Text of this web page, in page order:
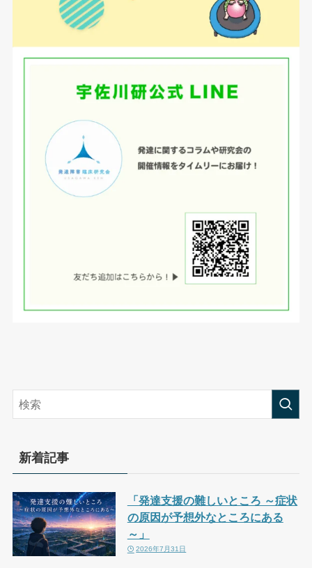
新着記事
「発達支援の難しいところ ～症状
の原因が予想外なところにある
～」
2026年7月31日